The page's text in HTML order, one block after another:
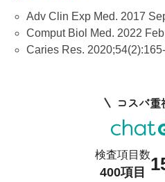
Adv Clin Exp Med. 2017
Comput Biol Med. 2022
Caries Res.
コスパ重
検査項目数
400項目